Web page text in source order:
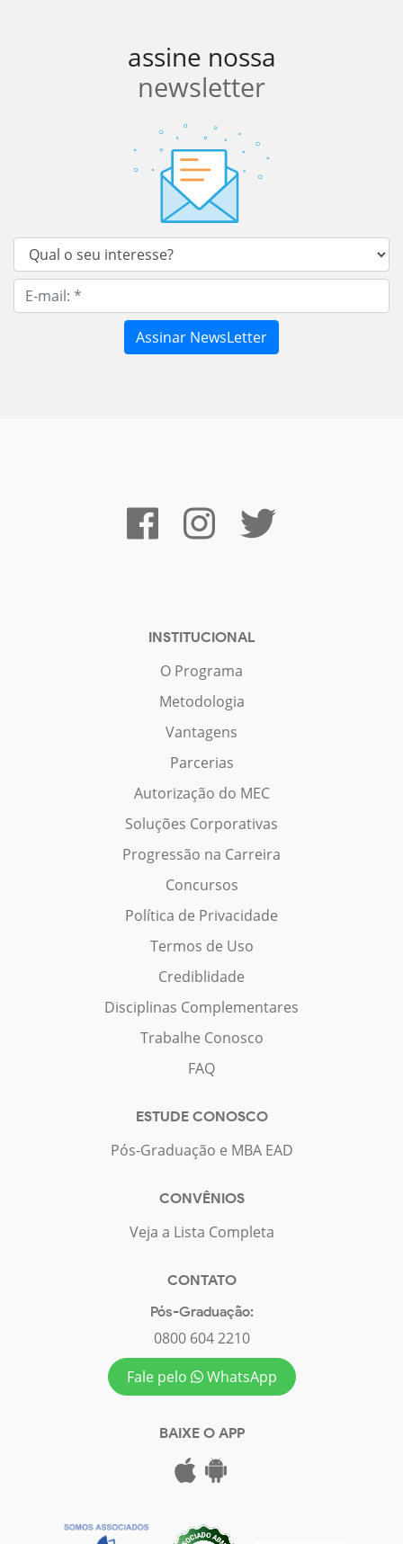
assine nossa
newsletter
INSTITUCIONAL
O Programa
Metodologia
Vantagens
Parcerias
Autorização do MEC
Soluções Corporativas
Progressão na Carreira
Concursos
Política de Privacidade
Termos de Uso
Crediblidade
Disciplinas Complementares
Trabalhe Conosco
FAQ
ESTUDE CONOSCO
Pós-Graduação e MBA EAD
CONVÊNIOS
Veja a Lista Completa
CONTATO
Pós-Graduação:
0800 604 2210
Fale pelo
WhatsApp
BAIXE O APP